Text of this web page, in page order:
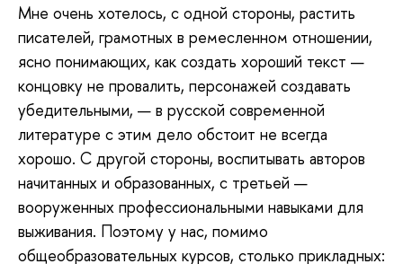
Мне очень хотелось, с одной стороны, растить
писателей, грамотных в ремесленном отношении,
ясно понимающих, как создать хороший текст —
концовку не провалить, персонажей создавать
убедительными, — в русской современной
литературе с этим дело обстоит не всегда
хорошо. С другой стороны, воспитывать авторов
начитанных и образованных, с третьей —
вооруженных профессиональными навыками для
выживания. Поэтому у нас, помимо
общеобразовательных курсов, столько прикладных: